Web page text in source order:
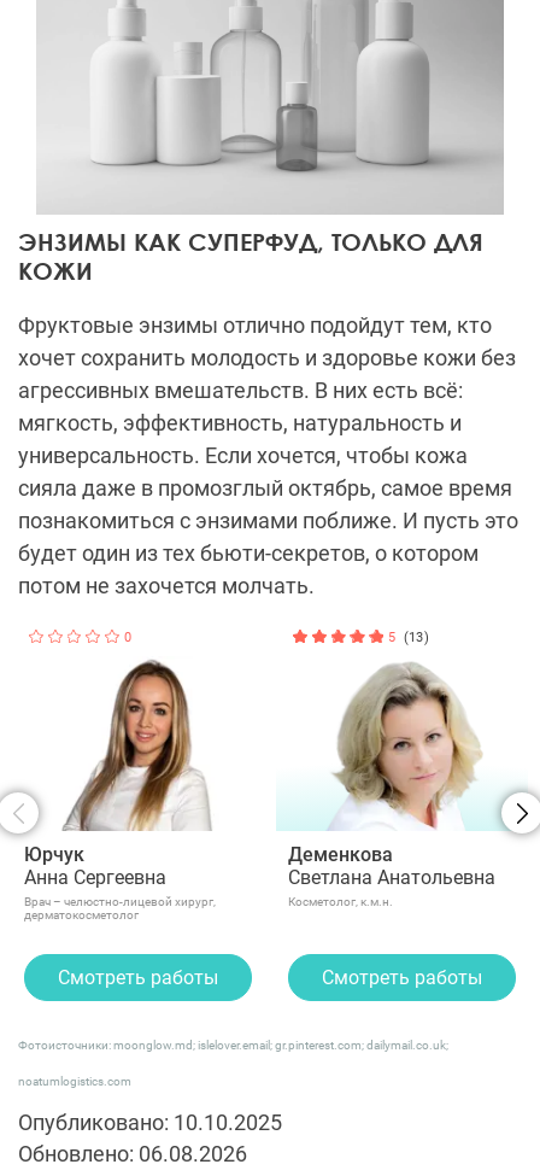
ЭНЗИМЫ КАК СУПЕРФУД, ТОЛЬКО ДЛЯ
КОЖИ
Фруктовые энзимы отлично подойдут тем, кто
хочет сохранить молодость и здоровье кожи без
агрессивных вмешательств. В них есть всё:
мягкость, эффективность, натуральность и
универсальность. Если хочется, чтобы кожа
сияла даже в промозглый октябрь, самое время
познакомиться с энзимами поближе. И пусть это
будет один из тех бьюти-секретов, о котором
потом не захочется молчать.
Юрчук
Анна Сергеевна
0
Врач – челюстно-лицевой хирург,
дерматокосметолог
Смотреть работы
Деменкова
Светлана Анатольевна
5 (13)
Косметолог, к.м.н.
Смотреть работы
Фотоисточники: moonglow.md; islelover.email; gr.pinterest.com; dailymail.co.uk;
noatumlogistics.com
Опубликовано: 10.10.2025
Обновлено: 06.08.2026